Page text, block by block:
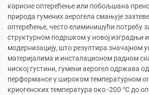
корисне оптерећење или побољшана
природа гумених аерогела смањује
оптерећење, често елиминишући потребу
структурном подршком у новој изградњи
модернизацију, што резултира значајном
материјалима и инсталационом радном
ниској густини, гумени аерогел одржава
перформансе у широком температурном
криогенских температура око -200 °C до